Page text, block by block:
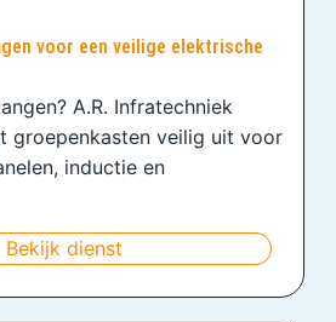
voor een veilige elektrische
A.R. Infratechniek
groepenkasten veilig uit voor
inductie en
Bekijk dienst